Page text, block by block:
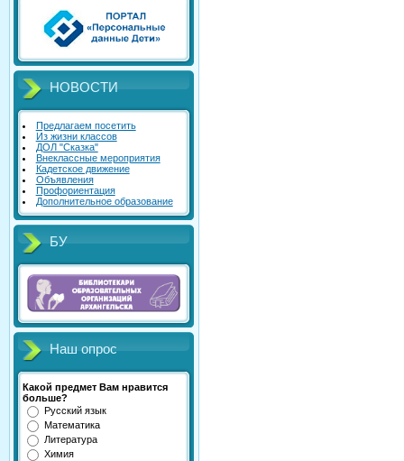
НОВОСТИ
Предлагаем посетить
Из жизни классов
ДОЛ "Сказка"
Внеклассные мероприятия
Кадетское движение
Объявления
Профориентация
Дополнительное образование
БУ
Наш опрос
Какой предмет Вам нравится
больше?
Русский язык
Математика
Литература
Химия